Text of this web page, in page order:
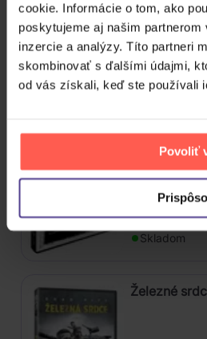
cookie. Informácie o tom, ako
poskytujeme aj našim
inzercie a analýzy. Títo partneri
skombinovať s ďalšími údajmi,
od vás získali, keď ste používali
Povoliť
DVD
Skladom
DVD
Skladom
Železné